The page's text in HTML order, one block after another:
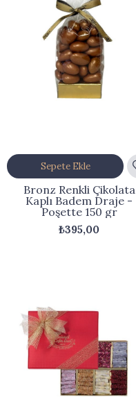
Bronz Renkli Çikolata
Kaplı Badem Draje -
Poşette 150 gr
₺395,00
Sepete Ekle